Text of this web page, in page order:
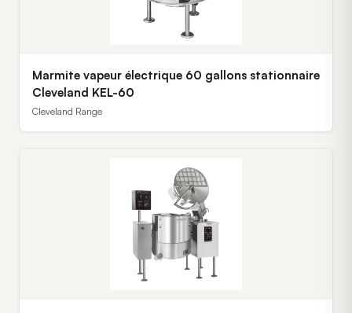
Marmite vapeur électrique 60 gallons stationnaire
Cleveland KEL-60
Cleveland Range